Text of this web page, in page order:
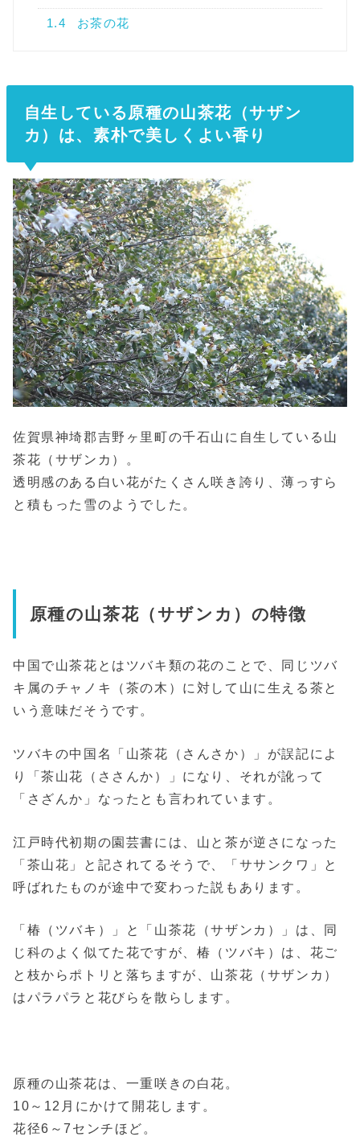
1.4 お茶の花
自生している原種の山茶花（サザン
カ）は、素朴で美しくよい香り
佐賀県神埼郡吉野ヶ里町の千石山に自生している山
茶花（サザンカ）。
透明感のある白い花がたくさん咲き誇り、薄っすら
と積もった雪のようでした。
原種の山茶花（サザンカ）の特徴
中国で山茶花とはツバキ類の花のことで、同じツバ
キ属のチャノキ（茶の木）に対して山に生える茶と
いう意味だそうです。
ツバキの中国名「山茶花（さんさか）」が誤記によ
り「茶山花（ささんか）」になり、それが訛って
「さざんか」なったとも言われています。
江戸時代初期の園芸書には、山と茶が逆さになった
「茶山花」と記されてるそうで、「ササンクワ」と
呼ばれたものが途中で変わった説もあります。
「椿（ツバキ）」と「山茶花（サザンカ）」は、同
じ科のよく似てた花ですが、椿（ツバキ）は、花ご
と枝からポトリと落ちますが、山茶花（サザンカ）
はパラパラと花びらを散らします。
原種の山茶花は、一重咲きの白花。
10～12月にかけて開花します。
花径6～7センチほど。